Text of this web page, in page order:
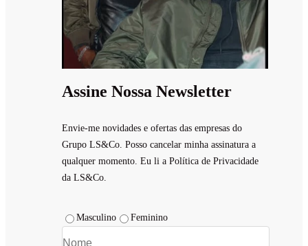
Assine Nossa Newsletter
Envie-me novidades e ofertas das empresas do
Grupo LS&Co. Posso cancelar minha assinatura a
qualquer momento. Eu li a Política de Privacidade
da LS&Co.
Masculino Feminino